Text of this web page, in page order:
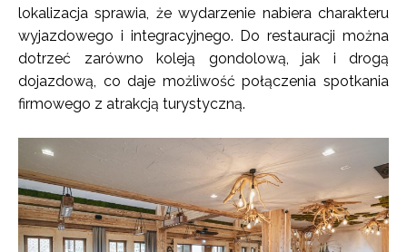
lokalizacja sprawia, że wydarzenie nabiera charakteru
wyjazdowego i integracyjnego. Do restauracji można
dotrzeć zarówno koleją gondolową, jak i drogą
dojazdową, co daje możliwość połączenia spotkania
firmowego z atrakcją turystyczną.